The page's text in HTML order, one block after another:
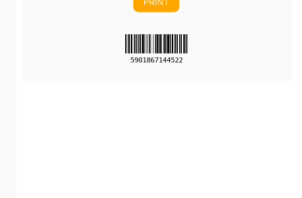
PRINT
5901867144522